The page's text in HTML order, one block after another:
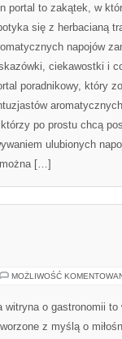
portal to zakątek, w
się z herbacianą
napojów
ciekawostki i
poradnikowy, który
po prostu chcą
ulubionych
[…]
MOŻLIWOŚĆ
witryna o gastronomii
z myślą o